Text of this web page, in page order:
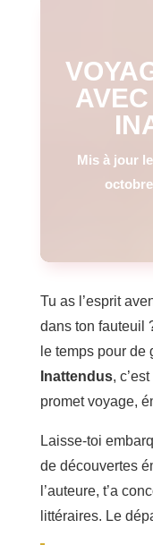
Mis à jour
Tu as l’esprit
dans ton fauteuil
le temps pour de
Inattendus,
promet voyage,
Laisse-toi
de découvertes
l’auteure, t’a
littéraires. Le